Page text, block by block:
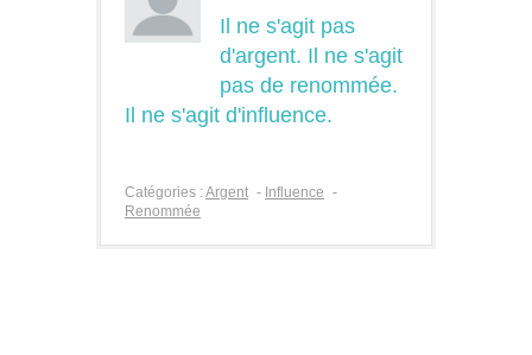
Il ne s'agit pas
d'argent. Il ne s'agit
pas de renommée.
Il ne s'agit d'influence.
Catégories :Argent - Influence -
Renommée